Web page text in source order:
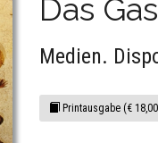
Das
Medien.
Printausgabe (€